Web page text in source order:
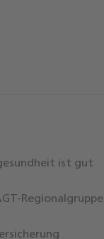
ist gut
Regionalgruppe